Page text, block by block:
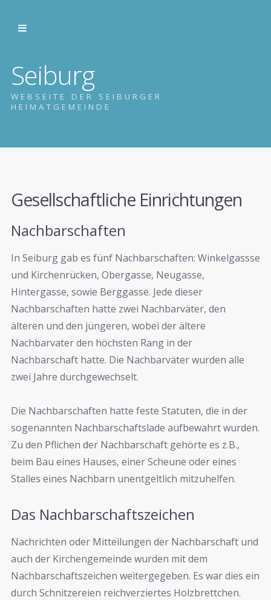
Seiburg
WEBSEITE DER SEIBURGER
HEIMATGEMEINDE
Gesellschaftliche Einrichtungen
Nachbarschaften
In Seiburg gab es fünf Nachbarschaften: Winkelgassse
und Kirchenrücken, Obergasse, Neugasse,
Hintergasse, sowie Berggasse. Jede dieser
Nachbarschaften hatte zwei Nachbarväter, den
älteren und den jüngeren, wobei der ältere
Nachbarvater den höchsten Rang in der
Nachbarschaft hatte. Die Nachbarväter wurden alle
zwei Jahre durchgewechselt.
Die Nachbarschaften hatte feste Statuten, die in der
sogenannten Nachbarschaftslade aufbewahrt wurden.
Zu den Pflichen der Nachbarschaft gehörte es z.B.,
beim Bau eines Hauses, einer Scheune oder eines
Stalles eines Nachbarn unentgeltlich mitzuhelfen.
Das Nachbarschaftszeichen
Nachrichten oder Mitteilungen der Nachbarschaft und
auch der Kirchengemeinde wurden mit dem
Nachbarschaftszeichen weitergegeben. Es war dies ein
durch Schnitzereien reichverziertes Holzbrettchen.